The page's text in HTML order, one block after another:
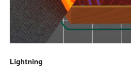
Lightning